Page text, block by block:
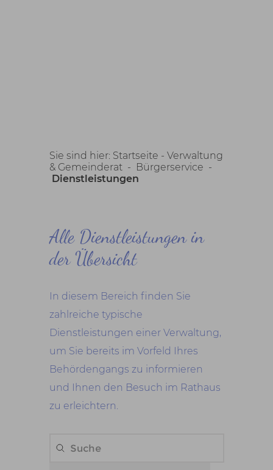
Sie sind hier: Startseite - Verwaltung
& Gemeinderat- Bürgerservice -
Dienstleistungen
Alle Dienstleistungen in
der Übersicht
In diesem Bereich finden Sie
zahlreiche typische
Dienstleistungen einer Verwaltung,
um Sie bereits im Vorfeld Ihres
Behördengangs zu informieren
und Ihnen den Besuch im Rathaus
zu erleichtern.